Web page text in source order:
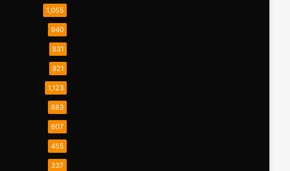
1,055
940
831
821
1,123
683
607
455
337